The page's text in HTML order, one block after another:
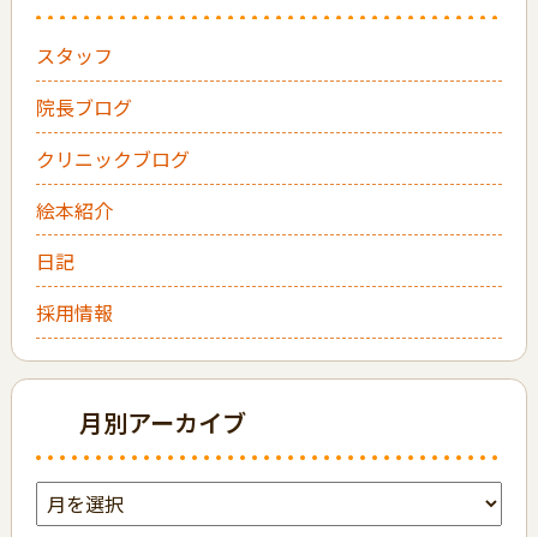
スタッフ
院長ブログ
クリニックブログ
絵本紹介
日記
採用情報
月別アーカイブ